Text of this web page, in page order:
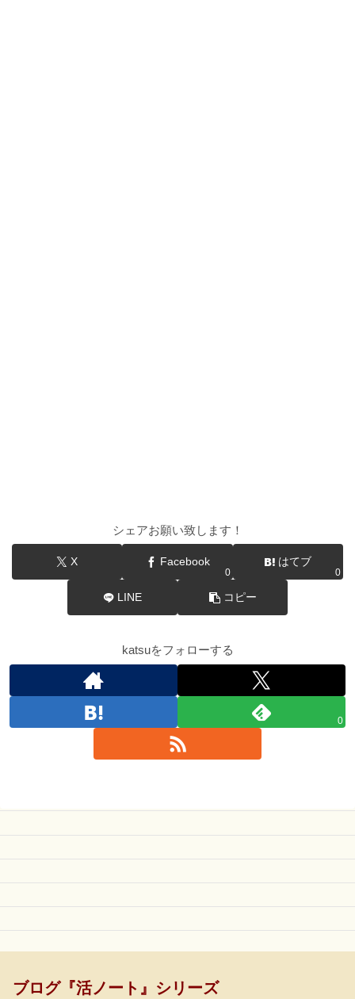
シェアお願い致します！
X Facebook
0
はてブ
0
LINE コピー
katsuをフォローする
0
ブログ『活ノート』シリーズ